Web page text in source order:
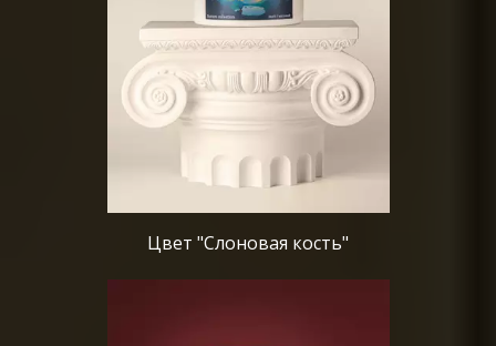
Цвет "Слоновая кость"